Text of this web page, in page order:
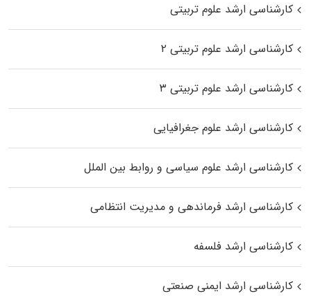
کارشناسی ارشد علوم تربیتی
کارشناسی ارشد علوم تربیتی ۲
کارشناسی ارشد علوم تربیتی ۳
کارشناسی ارشد علوم جغرافیایی
کارشناسی ارشد علوم سیاسی و روابط بین الملل
کارشناسی ارشد فرماندهی و مدیریت انتظامی
کارشناسی ارشد فلسفه
کارشناسی ارشد ایمنی صنعتی